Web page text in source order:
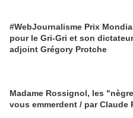
#WebJournalisme Prix
pour le Gri-Gri et son
adjoint Grégory Protche
Madame Rossignol, les
vous emmerdent / par Claude